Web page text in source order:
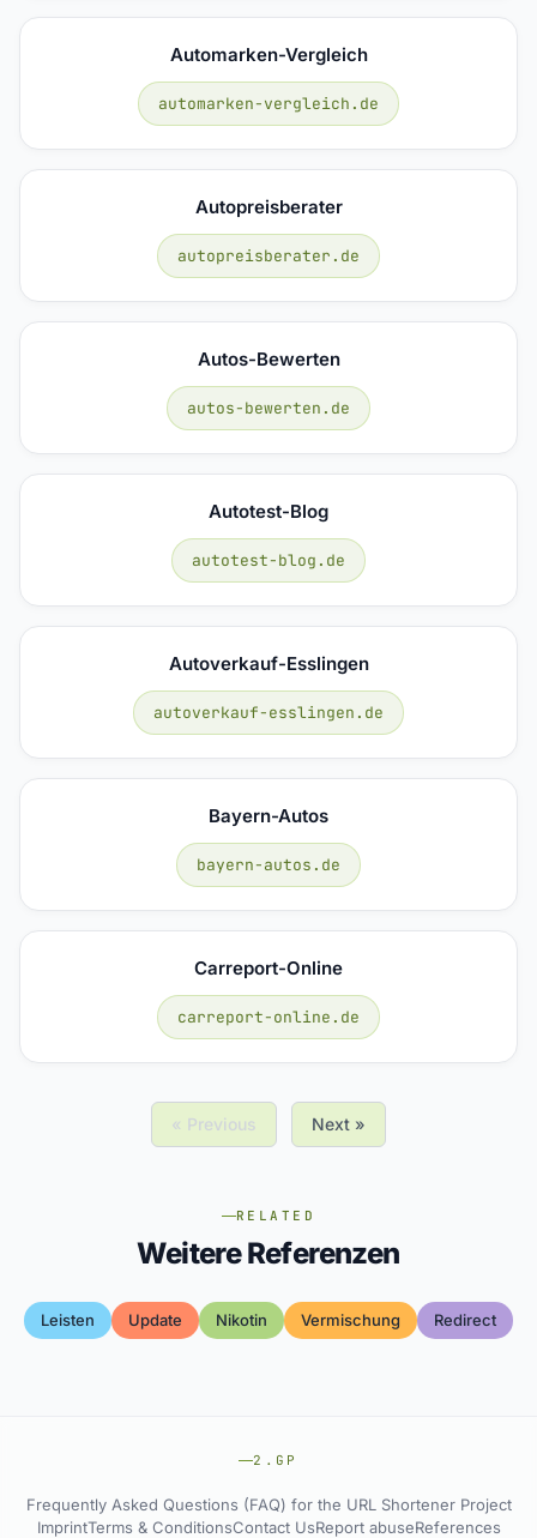
Automarken-Vergleich
automarken-vergleich.de
Autopreisberater
autopreisberater.de
Autos-Bewerten
autos-bewerten.de
Autotest-Blog
autotest-blog.de
Autoverkauf-Esslingen
autoverkauf-esslingen.de
Bayern-Autos
bayern-autos.de
Carreport-Online
carreport-online.de
« Previous Next »
RELATED
Weitere Referenzen
Leisten Update Nikotin Vermischung Redirect
2.GP
Frequently Asked Questions (FAQ) for the URL Shortener Project
ImprintTerms & ConditionsContact UsReport abuseReferences